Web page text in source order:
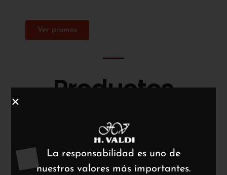
Ver promos
Productos
licores, para que puedan degustar en cualquier
momento.
La responsabilidad es uno de
nuestros valores más importantes.